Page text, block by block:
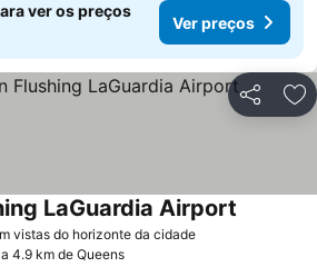
ver os preços
Ver preços
Partilhar
vistas do horizonte da cidadeVer preços
LaGuardia Airport
a 4.9 km de Queens